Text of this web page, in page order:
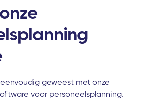
onze
geweest met onze
voor personeelsplanning.